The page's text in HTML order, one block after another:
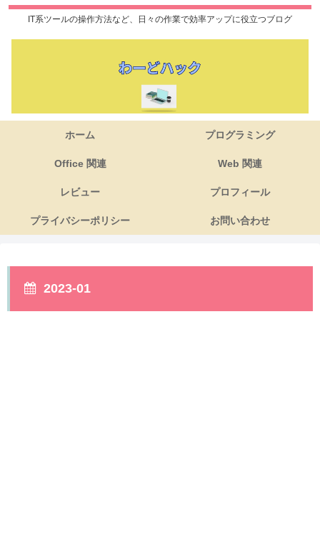
IT系ツールの操作方法など、日々の作業で効率アップに役立つブログ
ホーム プログラミング
Office 関連 Web 関連
レビュー プロフィール
プライバシーポリシー お問い合わせ
2023-01